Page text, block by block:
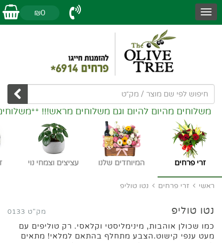
₪0
משלוחים מהיום להיום וגם משלוחים מראש!!!
זרי פרחים המיוחדים שלנו עציצים וצמחי נוי
ראשי זרי פרחים נטו טוליפ
נטו טוליפ מק"ט 0133
כמו שכולן אוהבות, מינימליסטי וקלאסי. רק טוליפים עם
מעט ענפי קישוט.הצבע מתחלף בהתאם למלאי! מתאים